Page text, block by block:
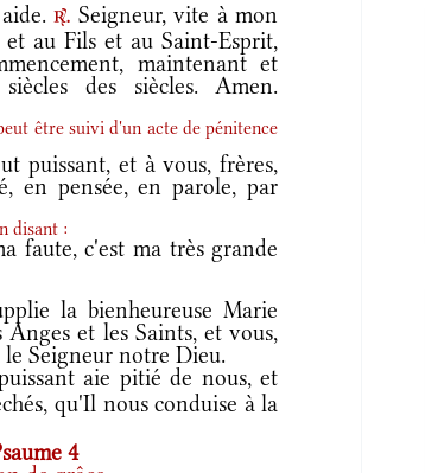
r. Seigneur, vite à mon
et au Fils et au Saint-Esprit,
maintenant et
des siècles. Amen.
être suivi d'un acte de pénitence
puissant, et à vous, frères,
en pensée, en parole, par
disant :
faute, c'est ma très grande
la bienheureuse Marie
et les Saints, et vous,
Seigneur notre Dieu.
aie pitié de nous, et
qu'Il nous conduise à la
4